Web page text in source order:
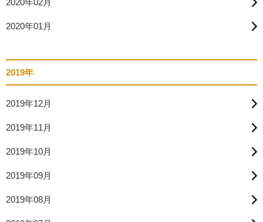
2020年01月
2019年
2019年12月
2019年11月
2019年10月
2019年09月
2019年08月